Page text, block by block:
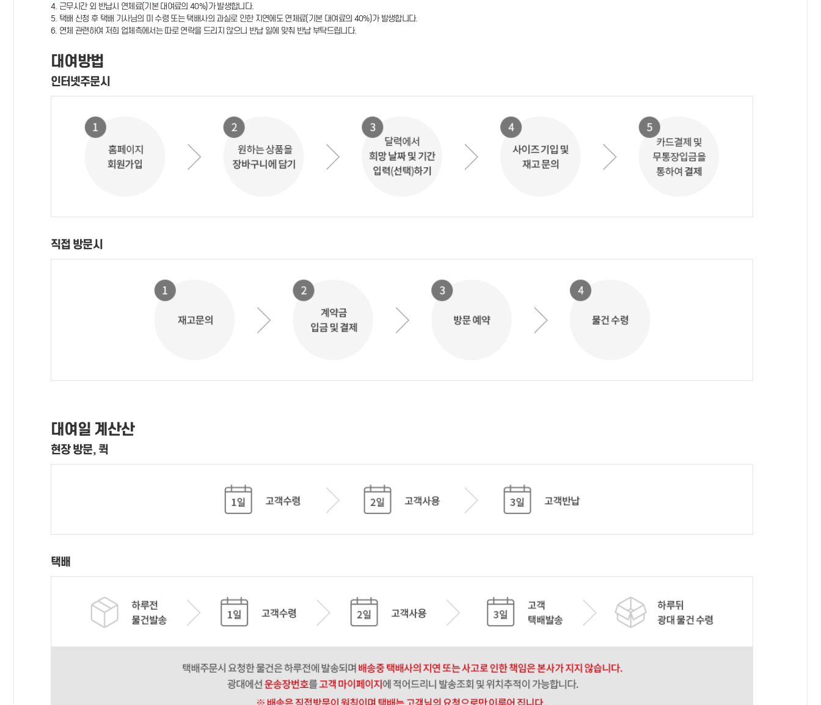
4. 근무시간 외 반납시 연체료(기본 대여료의 40%)가 발생합니다.
5. 택배 신청 후 택배 기사님의 미 수령 또는 택배사의 과실로 인한 지연에도 연체료(기본 대여료의 40%)가 발생합니다.
6. 연체 관련하여 저희 업체측에서는 따로 연락을 드리지 않으니 반납 일에 맞춰 반납 부탁드립니다.
대여방법
인터넷주문시
직접 방문시
대여일 계산산
현장 방문, 퀵
택배